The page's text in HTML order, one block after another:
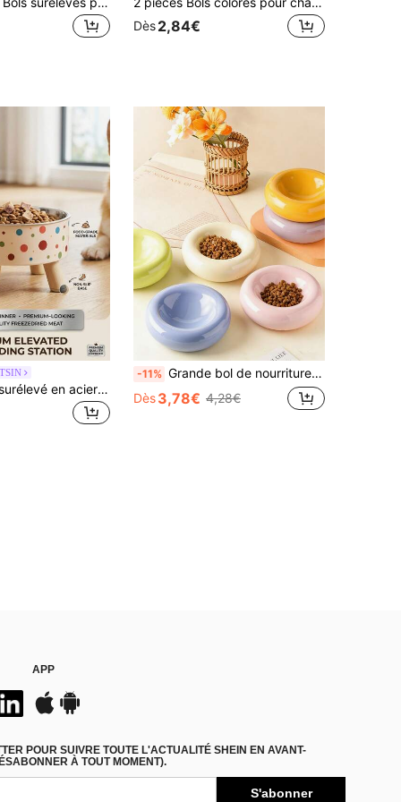
Dès2,84€
PETSIN 1 bol surélevé en acier inoxydable pour animaux de compagnie, antidérapant et anti-déversement, convient aux chats et aux chiens
-11% Grande bol de nourriture pour animaux de compagnie en céramique en forme de donut - Bol à collation et à eau élégant - Facile à nettoyer - Convient aux petits et moyens animaux de compagnie - Design à large rebord anti-déversement - Bol à nourriture pour animaux de compagnie attrayant
Dès3,78€ 4,28€
APP
POUR SUIVRE TOUTE L'ACTUALITÉ SHEIN EN AVANT-
À TOUT MOMENT).
S'abonner